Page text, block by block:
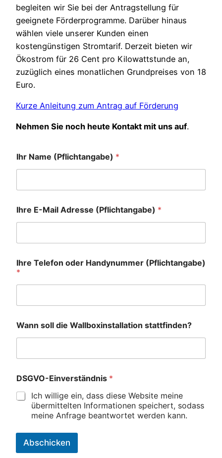
begleiten wir Sie bei der Antragstellung für
geeignete Förderprogramme. Darüber hinaus
wählen viele unserer Kunden einen
kostengünstigen Stromtarif. Derzeit bieten wir
Ökostrom für 26 Cent pro Kilowattstunde an,
zuzüglich eines monatlichen Grundpreises von 18
Euro.
Kurze Anleitung zum Antrag auf Förderung
Nehmen Sie noch heute Kontakt mit uns auf.
Ihr Name (Pflichtangabe) *
Ihre E-Mail Adresse (Pflichtangabe) *
Ihre Telefon oder Handynummer (Pflichtangabe)
*
Wann soll die Wallboxinstallation stattfinden?
DSGVO-Einverständnis *
Ich willige ein, dass diese Website meine
übermittelten Informationen speichert, sodass
meine Anfrage beantwortet werden kann.
Abschicken